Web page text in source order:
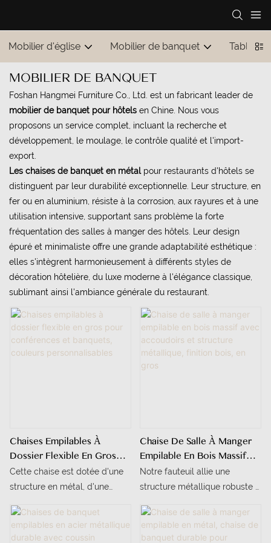
Mobilier d'église Mobilier de banquet Tables
MOBILIER DE BANQUET
Foshan Hangmei Furniture Co., Ltd. est un fabricant leader de
mobilier de banquet pour hôtels en Chine. Nous vous
proposons un service complet, incluant la recherche et
développement, le moulage, le contrôle qualité et l'import-
export.
Les chaises de banquet en métalpour restaurants d'hôtels se
distinguent par leur durabilité exceptionnelle. Leur structure, en
fer ou en aluminium, résiste à la corrosion, aux rayures et à une
utilisation intensive, supportant sans problème la forte
fréquentation des salles à manger des hôtels. Leur design
épuré et minimaliste offre une grande adaptabilité esthétique :
elles s'intègrent harmonieusement à différents styles de
décoration hôtelière, du luxe moderne à l'élégance classique,
sublimant ainsi l'ambiance générale du restaurant.
Chaises Empilables À
Dossier Flexible En Gros
Pour Conférences Et
Banquets, Couleurs
Cette chaise est dotée d'une
structure en métal, d'une
couleurs personnalisables et
convient aux restaurants et
Chaise De Salle À Manger
Empilable En Bois Massif
Avec Accoudoirs Et
Structure Métallique,
Notre fauteuil allie une
structure métallique robuste à
être empilé en 4 ou 5 pièces
pour faciliter le transport. Son